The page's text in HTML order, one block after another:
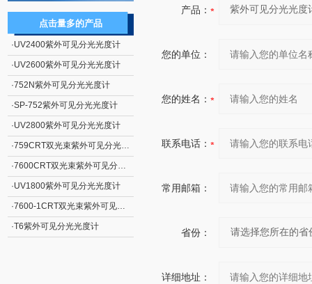
点击量多的产品
·UV2400紫外可见分光光度计
·UV2600紫外可见分光光度计
·752N紫外可见分光光度计
·SP-752紫外可见分光光度计
·UV2800紫外可见分光光度计
·759CRT双光束紫外可见分光光度计
·7600CRT双光束紫外可见分光光度计
·UV1800紫外可见分光光度计
·7600-1CRT双光束紫外可见分光光度计
·T6紫外可见分光光度计
产品：
您的单位：
您的姓名：
联系电话：
常用邮箱：
省份：
详细地址：